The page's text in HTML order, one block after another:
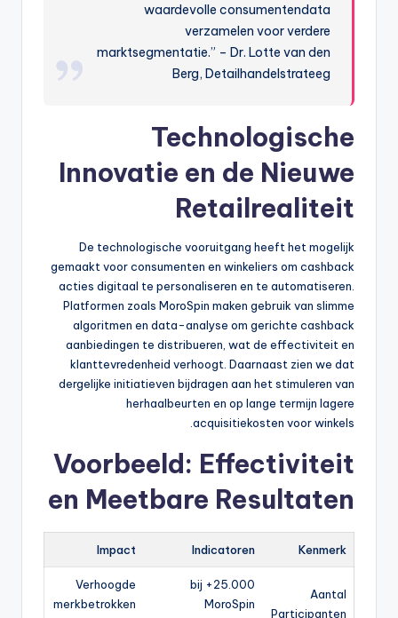
waardevolle consumentendata
verzamelen voor verdere
marktsegmentatie.” – Dr. Lotte van den
Berg, Detailhandelstrateeg
Technologische
Innovatie en de Nieuwe
Retailrealiteit
De technologische vooruitgang heeft het mogelijk
gemaakt voor consumenten en winkeliers om cashback
acties digitaal te personaliseren en te automatiseren.
Platformen zoals MoroSpin maken gebruik van slimme
algoritmen en data-analyse om gerichte cashback
aanbiedingen te distribueren, wat de effectiviteit en
klanttevredenheid verhoogt. Daarnaast zien we dat
dergelijke initiatieven bijdragen aan het stimuleren van
herhaalbeurten en op lange termijn lagere
acquisitiekosten voor winkels.
Voorbeeld: Effectiviteit
en Meetbare Resultaten
Kenmerk
Indicatoren
Impact
Aantal
Participanten
25.000+ bij
MoroSpin
Verhoogde
merkbetrokken